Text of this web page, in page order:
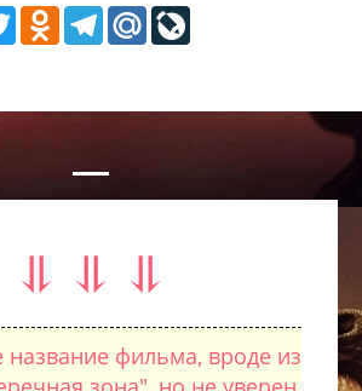
TwitterOdnoklassniki
Telegram
Mail.Ru
⥥ ⥥ ⥥
название фильма, вроде из